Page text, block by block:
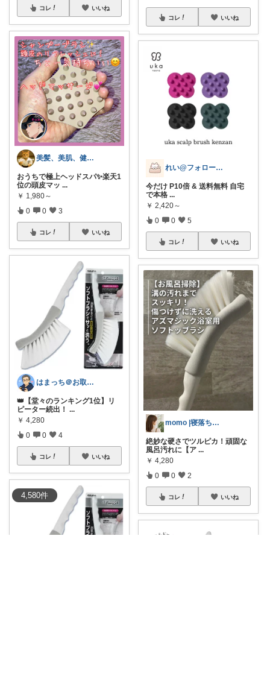
4,580件
コレ いいね
美髪、美肌、健康商品お勧めROOM
おうちで極上ヘッドスパ✨楽天1
位の頭皮マッ ...
￥ 1,980～
0 0 3
コレ いいね
はまっち＠お取り寄せ・便利グッズ・ゲーム
👑【堂々のランキング1位】リ
ピーター続出！ ...
￥ 4,280
0 0 4
コレ いいね
コレ いいね
れい@フォロー＆経由購入感謝です♪
今だけ P10倍 & 送料無料 自宅
で本格 ...
￥ 2,420～
0 0 5
コレ いいね
momo |寝落ちママ🫧QOL手帳📔
絶妙な硬さでツルピカ！頑固な
風呂汚れに【ア ...
￥ 4,280
0 0 2
コレ いいね